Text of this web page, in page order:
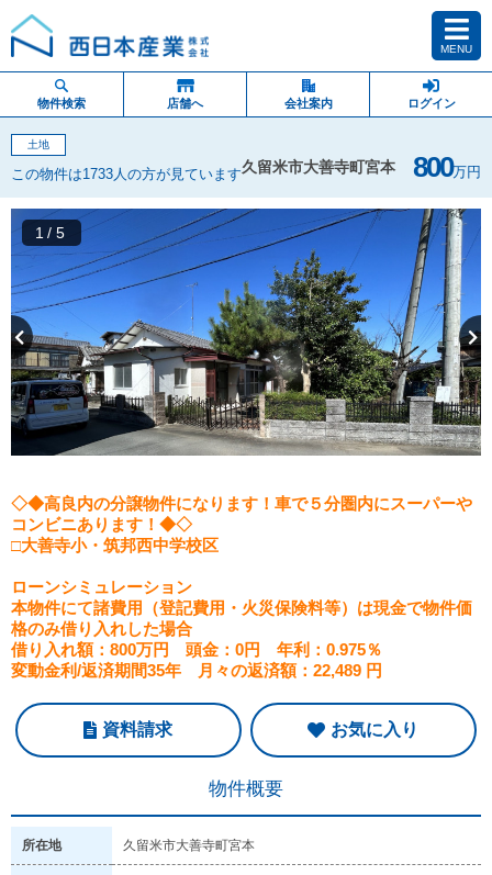
MENU
物件検索 店舗へ 会社案内 ログイン
土地
この物件は1733人の方が見ています久留米市大善寺町宮本 800万円
1/5
◇◆高良内の分譲物件になります！車で５分圏内にスーパーや
コンビニあります！◆◇
□大善寺小・筑邦西中学校区
ローンシミュレーション
本物件にて諸費用（登記費用・火災保険料等）は現金で物件価
格のみ借り入れした場合
借り入れ額：800万円 頭金：0円 年利：0.975％
変動金利/返済期間35年 月々の返済額：22,489 円
資料請求 お気に入り
物件概要
所在地 久留米市大善寺町宮本